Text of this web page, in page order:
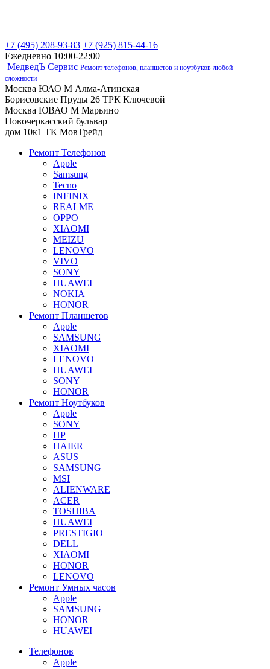
+7 (495) 208-93-83 +7 (925) 815-44-16
Ежедневно 10:00-22:00
МедведЪ Сервис Ремонт телефонов, планшетов и ноутбуков любой
сложности
Москва ЮАО М Алма-Атинская
Борисовские Пруды 26 ТРК Ключевой
Москва ЮВАО М Марьино
Новочеркасский бульвар
дом 10к1 ТК МовТрейд
Ремонт Телефонов
Apple
Samsung
Tecno
INFINIX
REALME
OPPO
XIAOMI
MEIZU
LENOVO
VIVO
SONY
HUAWEI
NOKIA
HONOR
Ремонт Планшетов
Apple
SAMSUNG
XIAOMI
LENOVO
HUAWEI
SONY
HONOR
Ремонт Ноутбуков
Apple
SONY
HP
HAIER
ASUS
SAMSUNG
MSI
ALIENWARE
ACER
TOSHIBA
HUAWEI
PRESTIGIO
DELL
XIAOMI
HONOR
LENOVO
Ремонт Умных часов
Apple
SAMSUNG
HONOR
HUAWEI
Телефонов
Apple